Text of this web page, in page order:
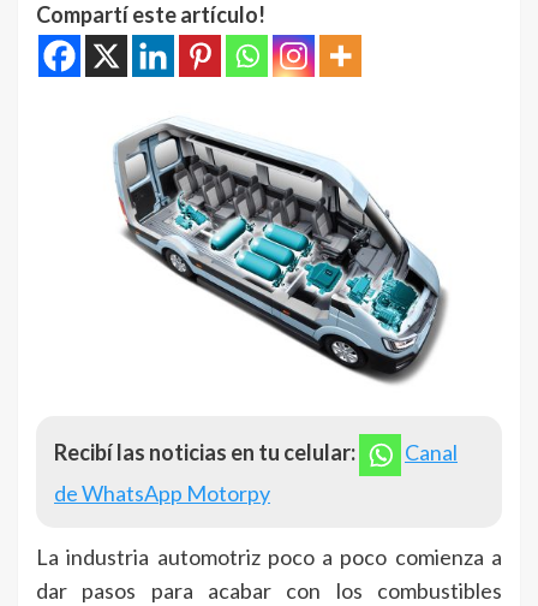
Compartí este artículo!
Recibí las noticias en tu celular:
Canal
de WhatsApp Motorpy
La industria automotriz poco a poco comienza a
dar pasos para acabar con los combustibles